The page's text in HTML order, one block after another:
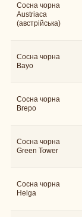
Сосна чорна
Austriaca
(австрійська)
Сосна чорна
Bayo
Сосна чорна
Brepo
Сосна чорна
Green Tower
Сосна чорна
Helga